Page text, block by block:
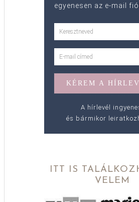
egyenesen az e-mail
A hírlevél
és bármikor
ITT IS
VELEM